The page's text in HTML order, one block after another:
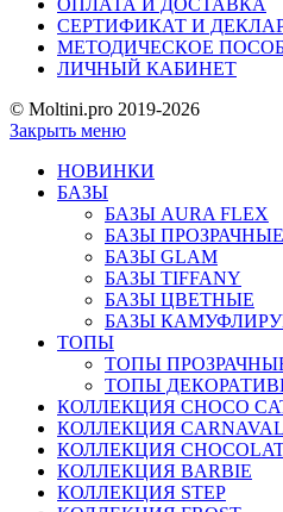
СЕРТИФИКАТ И
МЕТОДИЧЕСКОЕ
ЛИЧНЫЙ КАБИНЕТ
© Moltini.pro 2019-2026
Закрыть меню
НОВИНКИ
БАЗЫ
БАЗЫ AURA FLEX
БАЗЫ ПРОЗРАЧНЫЕ
БАЗЫ GLAM
БАЗЫ TIFFANY
БАЗЫ ЦВЕТНЫЕ
БАЗЫ
ТОПЫ
ТОПЫ
ТОПЫ
КОЛЛЕКЦИЯ CHOCO
КОЛЛЕКЦИЯ CARNAVAL
КОЛЛЕКЦИЯ
КОЛЛЕКЦИЯ BARBIE
КОЛЛЕКЦИЯ STEP